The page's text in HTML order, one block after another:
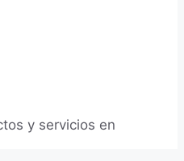
y servicios en